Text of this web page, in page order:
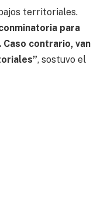
territoriales.
para
Caso contrario, van
, sostuvo el